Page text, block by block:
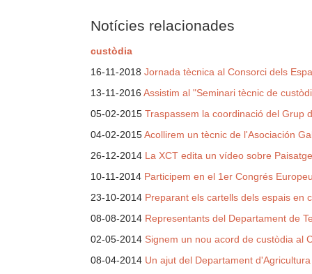
Notícies relacionades
custòdia
16-11-2018 Jornada tècnica al Consorci dels
13-11-2016 Assistim al "Seminari tècnic de
05-02-2015 Traspassem la coordinació del Grup
04-02-2015Acollirem un tècnic de l'Asociación
26-12-2014 La XCT edita un vídeo sobre
10-11-2014 Participem en el 1er Congrés
23-10-2014 Preparant els cartells dels espais en
08-08-2014 Representants del Departament de
02-05-2014 Signem un nou acord de custòdia al
08-04-2014 Un ajut del Departament